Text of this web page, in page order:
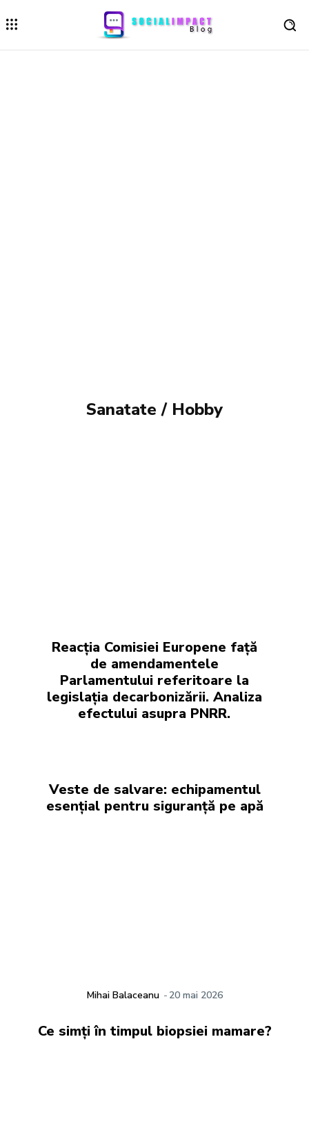
Sanatate / Hobby
Reacția Comisiei Europene față
de amendamentele
Parlamentului referitoare la
legislația decarbonizării. Analiza
efectului asupra PNRR.
Veste de salvare: echipamentul
esențial pentru siguranță pe apă
Mihai Balaceanu - 20 mai 2026
Ce simți în timpul biopsiei mamare?